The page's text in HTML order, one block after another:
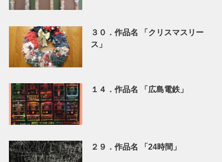
３０．作品名 「クリスマスリー
ス」
１４．作品名 「広島電鉄」
２９．作品名 「24時間」